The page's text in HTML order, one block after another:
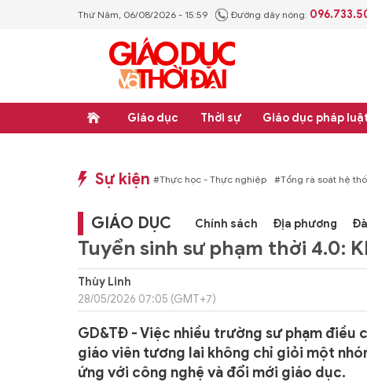
Thứ Năm, 06/08/2026 - 15:59 Đường dây nóng:
Giáo dục Thời sự Giáo dục pháp
Sự kiện
#Thực học - Thực nghiệp #Tổng rà soát hệ thống văn bản quy phạm
GIÁO DỤC Chính sách Địa phương
Tuyển sinh sư phạm thời 4.0:
Thùy Linh
28/05/2026 07:05 (GMT+7)
GD&TĐ - Việc nhiều trường sư phạm
giáo viên tương lai không chỉ giỏi một
ứng với công nghệ và đổi mới giáo dục.